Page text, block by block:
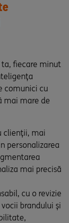
ta, fiecare minut
comunici cu
mai mare de
clienții, mai
personalizarea
mai precisă
cu o revizie
brandului și